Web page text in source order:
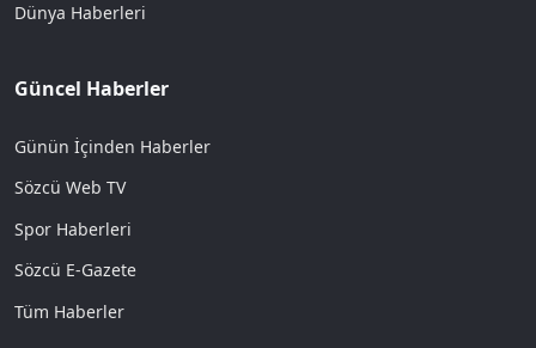
Dünya Haberleri
Güncel Haberler
Günün İçinden Haberler
Sözcü Web TV
Spor Haberleri
Sözcü E-Gazete
Tüm Haberler